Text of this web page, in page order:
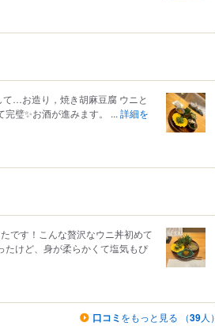
…お造り，焼き胡麻豆腐 ウニと
璧✨お酒が進みます。 ... 詳細を
です！こんな贅沢なウニ丼初めて
けど、身が柔らかくて塩気もぴ
口コミ をもっと見る （39人）